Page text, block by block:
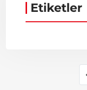
Etiketler